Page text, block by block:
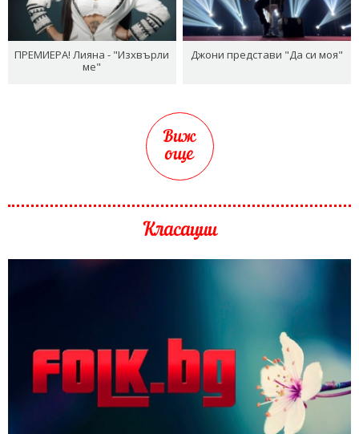
ПРЕМИЕРА! Лияна - "Изхвърли
ме"
Джони представи "Да си моя"
Виж
още
Класации